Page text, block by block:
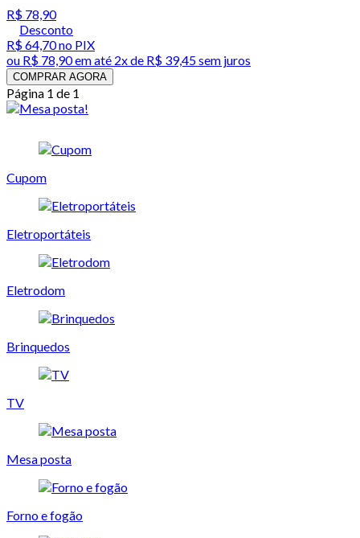
R$ 78,90
Desconto
R$ 64,70no PIX
ou R$ 78,90em até 2x de R$ 39,45 sem juros
COMPRAR AGORA
Página 1 de 1
Cupom
Eletroportáteis
Eletrodom
Brinquedos
TV
Mesa posta
Forno e fogão